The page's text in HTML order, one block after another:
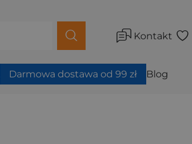
Kontakt
Darmowa dostawa od 99 zł Blog